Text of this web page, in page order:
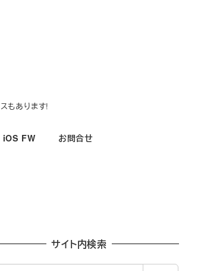
もあります!
iOS FW お問合せ
サイト内検索